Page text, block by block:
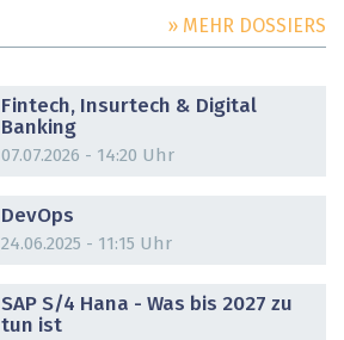
» MEHR DOSSIERS
Fintech, Insurtech & Digital
Banking
07.07.2026 - 14:20 Uhr
DevOps
24.06.2025 - 11:15 Uhr
SAP S/4 Hana - Was bis 2027 zu
tun ist